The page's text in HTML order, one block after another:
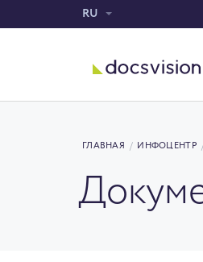
RU
ГЛАВНАЯ / ИНФОЦЕНТР